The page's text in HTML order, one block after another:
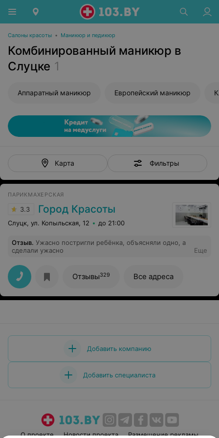
Салоны красоты • Маникюр и педикюр
Комбинированный маникюр в
Слуцке 1
Аппаратный маникюр Европейский маникюр
Карта Фильтры
ПАРИКМАХЕРСКАЯ
3.3 Город Красоты
Слуцк, ул. Копыльская, 12 до 21:00
Отзыв. Ужасно постригли ребёнка, объясняли одно, а
сделали ужасно
Еще
Отзывы329 Все адреса
Добавить компанию
Добавить специалиста
О проекте Новости проекта Размещение рекламы